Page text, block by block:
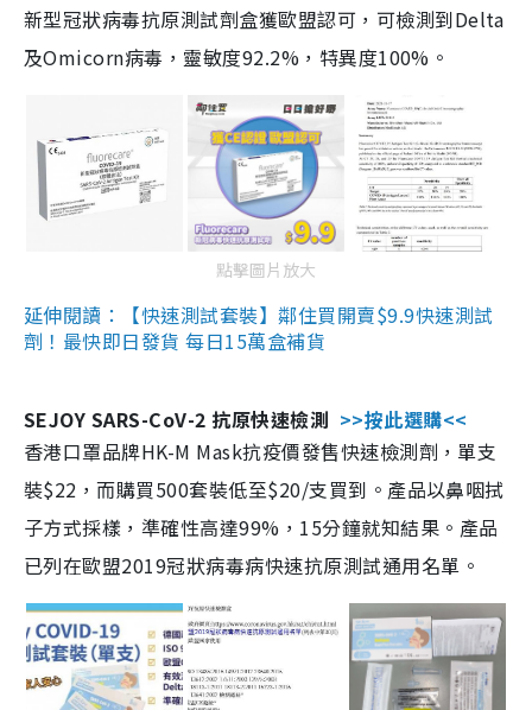
新型冠狀病毒抗原測試劑盒獲歐盟認可，可檢測到Delta
及Omicorn病毒，靈敏度92.2%，特異度100%。
點擊圖片放大
延伸閱讀：【快速測試套裝】鄰住買開賣$9.9快速測試
劑！最快即日發貨 每日15萬盒補貨
SEJOY SARS-CoV-2 抗原快速檢測 >>按此選購<<
香港口罩品牌HK-M Mask抗疫價發售快速檢測劑，單支
裝$22，而購買500套裝低至$20/支買到。產品以鼻咽拭
子方式採樣，準確性高達99%，15分鐘就知結果。產品
已列在歐盟2019冠狀病毒病快速抗原測試通用名單。